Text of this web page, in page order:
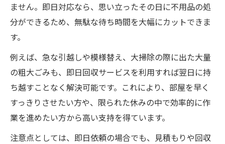
ません。即日対応なら、思い立ったその日に不用品の処
分ができるため、無駄な待ち時間を大幅にカットできま
す。
例えば、急な引越しや模様替え、大掃除の際に出た大量
の粗大ごみも、即日回収サービスを利用すれば翌日に持
ち越すことなく解決可能です。これにより、部屋を早く
すっきりさせたい方や、限られた休みの中で効率的に作
業を進めたい方から高い支持を得ています。
注意点としては、即日依頼の場合でも、見積もりや回収